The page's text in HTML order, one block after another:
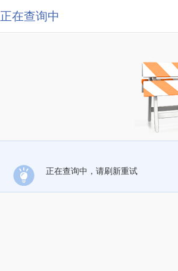
正在查询中
正在查询中，请刷新重试